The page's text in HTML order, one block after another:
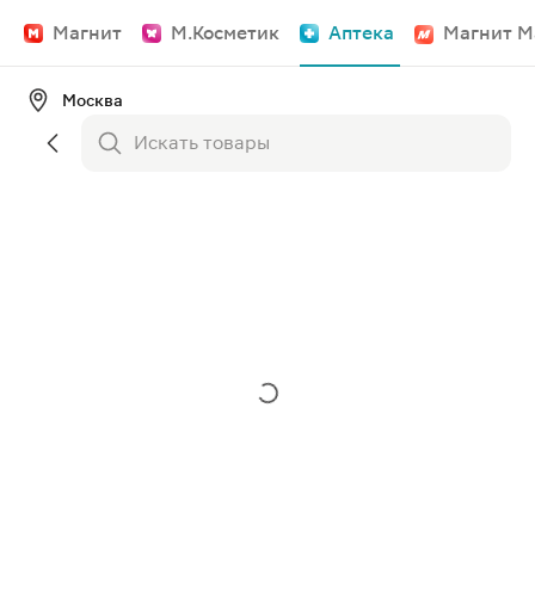
Магнит М.Косметик Аптека Магнит
Москва